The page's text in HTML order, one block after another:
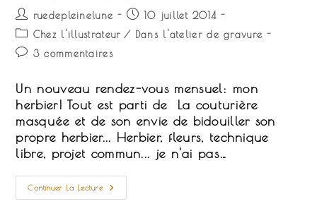
Auteur/autrice
de
la
publication :
ruedepleinelune
Publication
publiée :
10 juillet 2014
Post
category:
Chez l'illustrateur / Dans l'atelier de gravure
Commentaires
la
publication :
3 commentaires
Un nouveau rendez-vous mensuel: mon
herbier! Tout est parti de La couturière
masquée et de son envie de bidouiller son
propre herbier... Herbier, fleurs, technique
libre, projet commun... je n'ai pas…
Continuer La LectureLe
Coquelicot